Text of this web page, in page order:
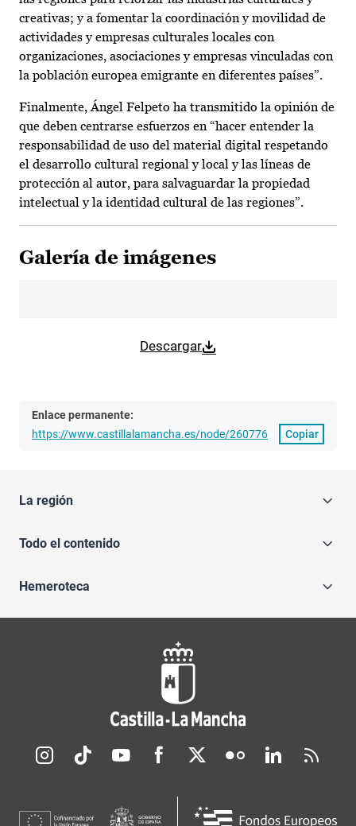
creativas; y a fomentar la coordinación y movilidad de
actividades y empresas culturales locales con
organizaciones, asociaciones y empresas vinculadas con
la población europea emigrante en diferentes países”.
Finalmente, Ángel Felpeto ha transmitido la opinión de
que deben centrarse esfuerzos en “hacer entender la
responsabilidad de uso del material digital respetando
el desarrollo cultural regional y local y las líneas de
protección al autor, para salvaguardar la propiedad
intelectual y la identidad cultural de las regiones”.
Galería de imágenes
Descargar
Enlace permanente:
https://www.castillalamancha.es/node/260776
Copiar
La región
Todo el contenido
Hemeroteca
Redes sociales JCCM